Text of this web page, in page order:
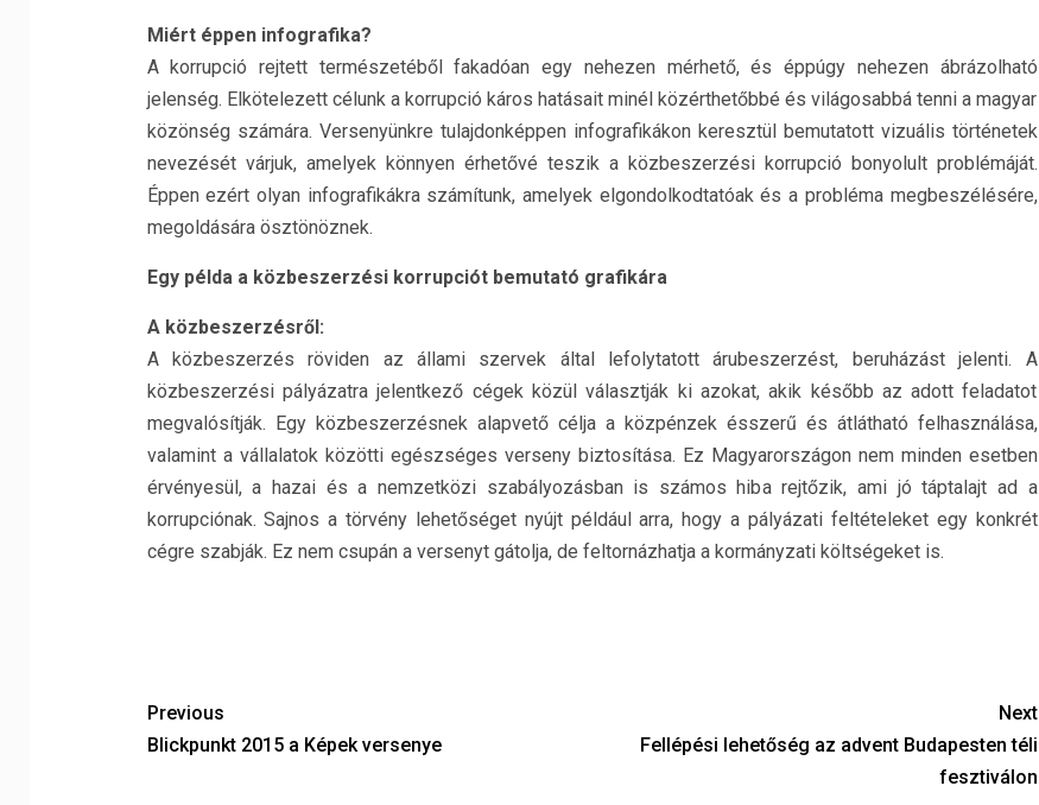
Miért éppen infografika?
A korrupció rejtett természetéből fakadóan egy nehezen mérhető, és éppúgy nehezen ábrázolható
jelenség. Elkötelezett célunk a korrupció káros hatásait minél közérthetőbbé és világosabbá tenni a magyar
közönség számára. Versenyünkre tulajdonképpen infografikákon keresztül bemutatott vizuális történetek
nevezését várjuk, amelyek könnyen érhetővé teszik a közbeszerzési korrupció bonyolult problémáját.
Éppen ezért olyan infografikákra számítunk, amelyek elgondolkodtatóak és a probléma megbeszélésére,
megoldására ösztönöznek.
Egy példa a közbeszerzési korrupciót bemutató grafikára
A közbeszerzésről:
A közbeszerzés röviden az állami szervek által lefolytatott árubeszerzést, beruházást jelenti. A
közbeszerzési pályázatra jelentkező cégek közül választják ki azokat, akik később az adott feladatot
megvalósítják. Egy közbeszerzésnek alapvető célja a közpénzek ésszerű és átlátható felhasználása,
valamint a vállalatok közötti egészséges verseny biztosítása. Ez Magyarországon nem minden esetben
érvényesül, a hazai és a nemzetközi szabályozásban is számos hiba rejtőzik, ami jó táptalajt ad a
korrupciónak. Sajnos a törvény lehetőséget nyújt például arra, hogy a pályázati feltételeket egy konkrét
cégre szabják. Ez nem csupán a versenyt gátolja, de feltornázhatja a kormányzati költségeket is.
Previous
Blickpunkt 2015 a Képek versenye
Next
Fellépési lehetőség az advent Budapesten téli
fesztiválon